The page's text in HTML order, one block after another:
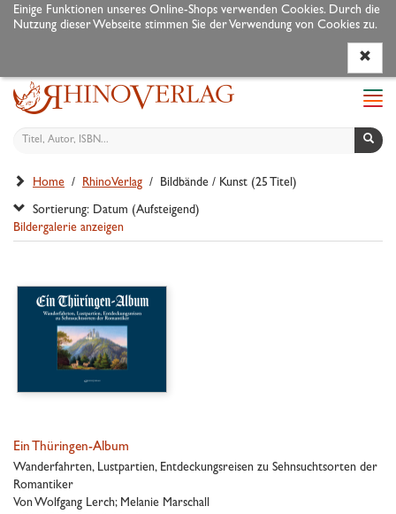
Einige Funktionen unseres Online-Shops verwenden Cookies. Durch die
Nutzung dieser Webseite stimmen Sie der Verwendung von Cookies zu.
Home / RhinoVerlag / Bildbände / Kunst (25 Titel)
Sortierung: Datum (Aufsteigend)
Bildergalerie anzeigen
Ein Thüringen-Album
Wanderfahrten, Lustpartien, Entdeckungsreisen zu Sehnsuchtsorten der
Romantiker
Von Wolfgang Lerch; Melanie Marschall